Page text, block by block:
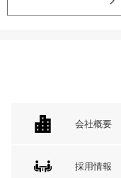
会社概要
採用情報